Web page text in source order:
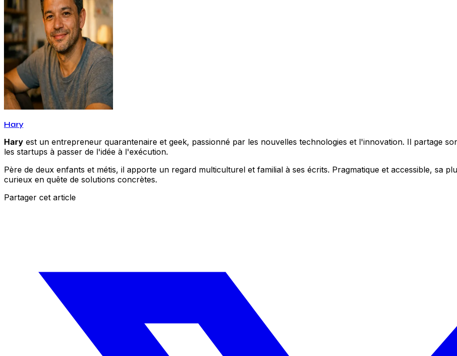
Hary
Hary est un entrepreneur quarantenaire et geek, passionné par les nouvelles technologies et l'innovation. Il partage
les startups à passer de l'idée à l'exécution.
Père de deux enfants et métis, il apporte un regard multiculturel et familial à ses écrits. Pragmatique et accessible, sa
curieux en quête de solutions concrètes.
Partager cet article